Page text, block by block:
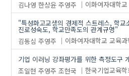
김나영 한상윤 주영주 이화여자대학
"특성화고교생의 경제적 스트레스, 학교
진로성숙도, 학교만족도의 관계규명"
김동심 주영주 이화여자대학교 교육
기업 이러닝 강좌평가를 위한 측정도구
조일현 주영주 조현국 한국기업교육학